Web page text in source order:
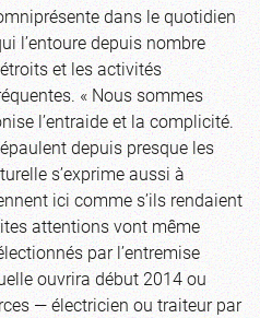
dans le quotidien
l’entoure depuis nombre
et les activités
« Nous sommes
l’entraide et la complicité.
depuis presque les
s’exprime aussi à
ici comme s’ils rendaient
attentions vont même
par l’entremise
ouvrira début 2014 ou
— électricien ou traiteur par